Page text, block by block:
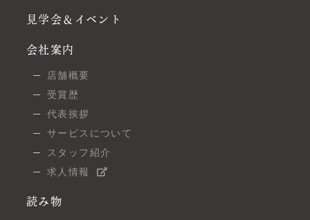
見学会＆イベント
会社案内
店舗概要
受賞歴
代表挨拶
サービスについて
スタッフ紹介
求人情報
読み物